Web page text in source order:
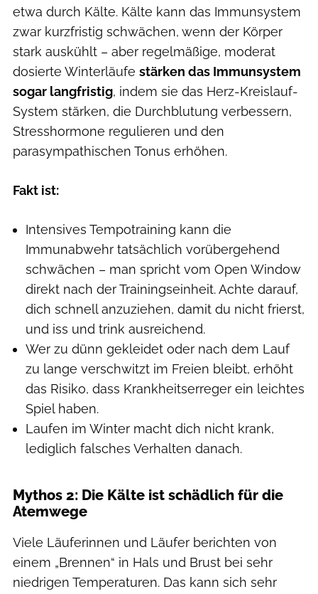
etwa durch Kälte. Kälte kann das Immunsystem
zwar kurzfristig schwächen, wenn der Körper
stark auskühlt – aber regelmäßige, moderat
dosierte Winterläufe stärken das Immunsystem
sogar langfristig, indem sie das Herz-Kreislauf-
System stärken, die Durchblutung verbessern,
Stresshormone regulieren und den
parasympathischen Tonus erhöhen.
Fakt ist:
Intensives Tempotraining kann die
Immunabwehr tatsächlich vorübergehend
schwächen – man spricht vom Open Window
direkt nach der Trainingseinheit. Achte darauf,
dich schnell anzuziehen, damit du nicht frierst,
und iss und trink ausreichend.
Wer zu dünn gekleidet oder nach dem Lauf
zu lange verschwitzt im Freien bleibt, erhöht
das Risiko, dass Krankheitserreger ein leichtes
Spiel haben.
Laufen im Winter macht dich nicht krank,
lediglich falsches Verhalten danach.
Mythos 2: Die Kälte ist schädlich für die
Atemwege
Viele Läuferinnen und Läufer berichten von
einem „Brennen“ in Hals und Brust bei sehr
niedrigen Temperaturen. Das kann sich sehr